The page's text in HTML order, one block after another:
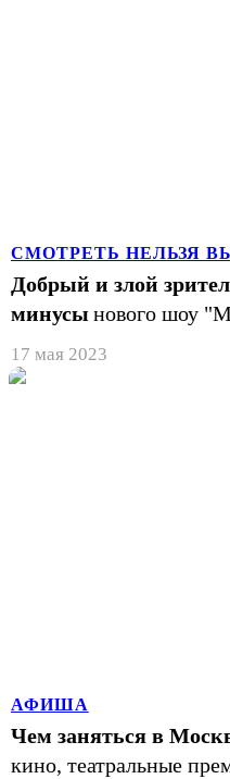
СМОТРЕТЬ НЕЛЬЗЯ
Добрый и злой
минусы нового шоу
17 мая 2023
АФИША
Чем заняться в
кино, театральные